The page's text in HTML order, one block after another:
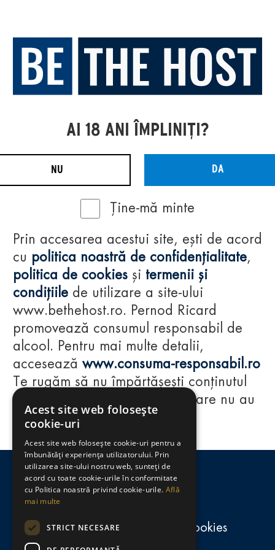
Regulamente
consumă-responsabil.ro
Politica de confidențialitate și cookies
AI 18 ANI ÎMPLINIȚI?
NU DA
Ține-mă minte
Prin accesarea acestui site, ești de acord
cu politica noastră de confidențialitate,
politica de cookies și termenii și
condițiile de utilizare a site-ului
www.bethehost.ro. Pernod Ricard
promovează consumul responsabil de
alcool. Pentru mai multe detalii,
accesează www.consuma-responsabil.ro
Te rugăm să nu împărtășești conținutul
acestui website cu persoane care nu au
împlinit vârsta de 18 ani.
Acest site web folosește
cookie-uri
Acest site web folosește cookie-uri pentru a
îmbunătăți experiența utilizatorului. Prin
utilizarea site-ului nostru web, sunteți de
acord cu toate cookie-urile în conformitate
cu Politica noastră privind cookie-urile. Află
mai multe
STRICT NECESARE